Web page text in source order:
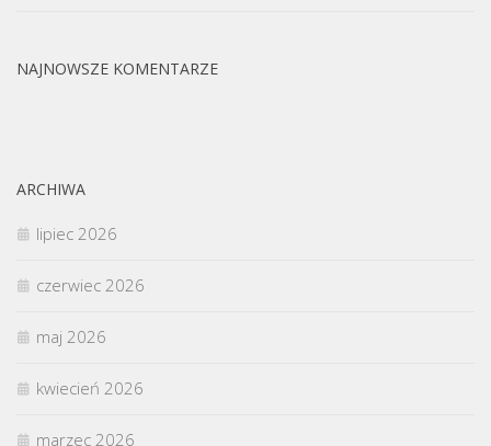
NAJNOWSZE KOMENTARZE
ARCHIWA
lipiec 2026
czerwiec 2026
maj 2026
kwiecień 2026
marzec 2026